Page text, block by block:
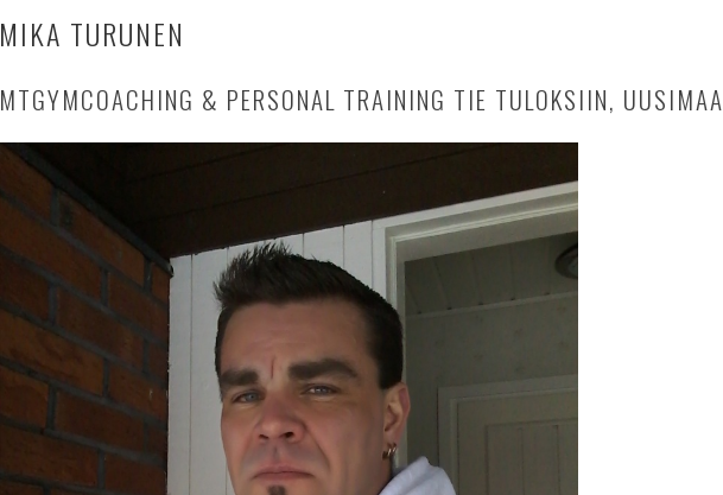
MIKA TURUNEN
MTGYMCOACHING & PERSONAL TRAINING TIE TULOKSIIN, UUSIMAA